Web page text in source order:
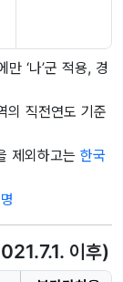
‘나’군 적용, 경
의 직전연도 기준
제외하고는 한국
이후)